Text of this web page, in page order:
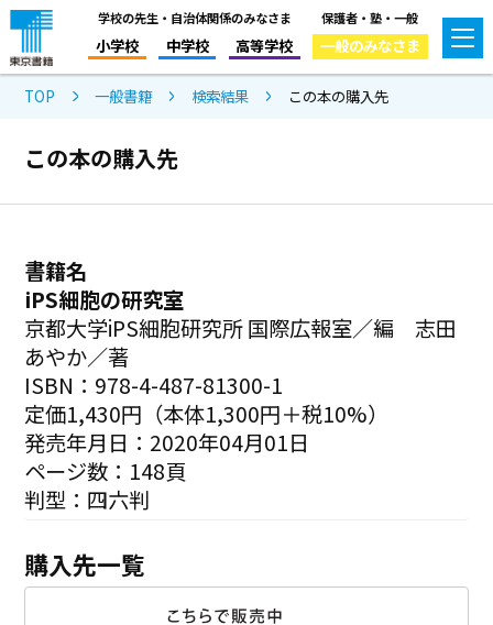
学校の先生・自治体関係のみなさま
小学校 中学校 高等学校
保護者・塾・一般
一般のみなさま
TOP 一般書籍 検索結果 この本の購入先
この本の購入先
書籍名
iPS細胞の研究室
京都大学iPS細胞研究所 国際広報室／編 志田
あやか／著
ISBN：978-4-487-81300-1
定価1,430円（本体1,300円＋税10%）
発売年月日：2020年04月01日
ページ数：148頁
判型：四六判
購入先一覧